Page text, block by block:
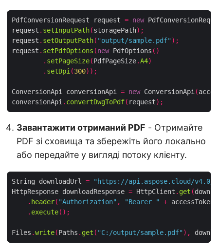
PdfConversionRequest request = new
request . setInputPath(storagePath);
request . setOutputPath( "output/sample.pdf" );
request . setPdfOptions (new PdfOptions ()
. setPageSize(PdfPageSize.A4)
. setDpi (300));
ConversionApi conversionApi = new ConversionApi (
conversionApi . convertDwgToPdf( request);
Завантажити отриманий PDF - Отримайте
PDF зі сховища та збережіть його локально
або передайте у вигляді потоку клієнту.
String downloadUrl =
"https://api.aspose.cloud/
HttpResponse downloadResponse = HttpClient . get (
. header( "Authorization" , "Bearer " + accessToken
. execute();
Files .write(Paths . get ( "C:/output/sample.pdf" ),